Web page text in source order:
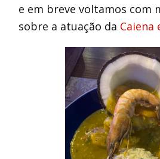
e em breve voltamos com
sobre a atuação da Caiena